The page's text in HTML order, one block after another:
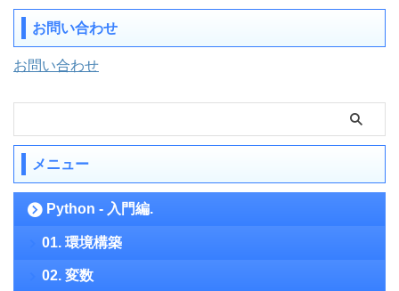
お問い合わせ
お問い合わせ
メニュー
Python - 入門編.
01. 環境構築
02. 変数